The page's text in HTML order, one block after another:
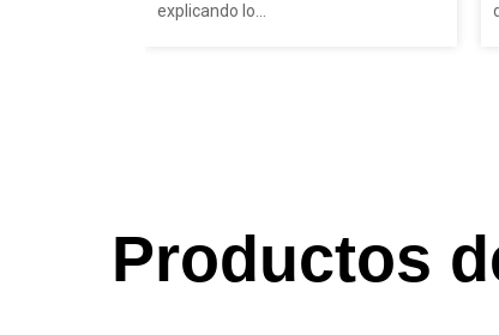
explicando lo...
Productos